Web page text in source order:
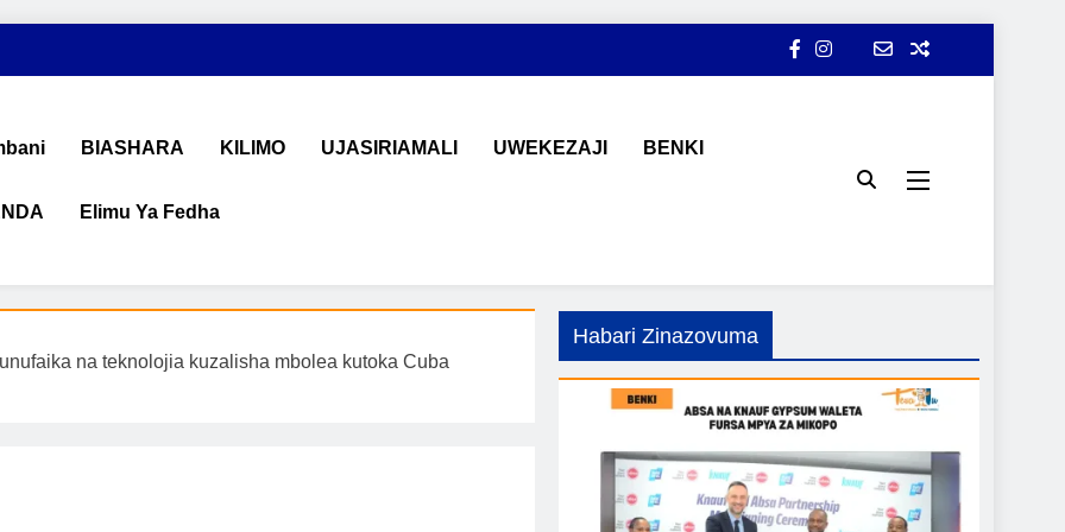
na Uchumi Tanzania
ujasiriamali Tanzania. Pata taarifa mpya za biashara, uwekezaji, ajira, kilimo, mitindo, na burudani kwa Kiswahili, pamoja na
BIASHARA KILIMO UJASIRIAMALI UWEKEZAJI BENKI
Elimu Ya Fedha
na teknolojia kuzalisha mbolea kutoka Cuba
Habari Zinazovuma